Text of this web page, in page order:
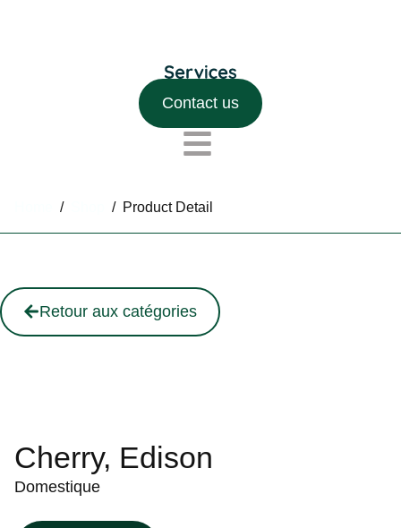
Contact us
/ / Product Detail
Retour aux catégories
Cherry, Edison
Domestique